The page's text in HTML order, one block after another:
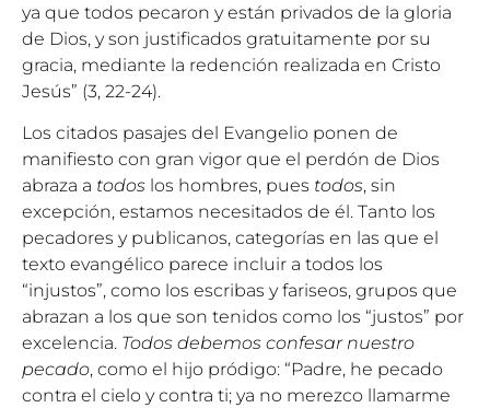
ya que todos pecaron y están privados de la gloria
de Dios, y son justificados gratuitamente por su
gracia, mediante la redención realizada en Cristo
Jesús” (3, 22-24).
Los citados pasajes del Evangelio ponen de
manifiesto con gran vigor que el perdón de Dios
abraza a todos los hombres, pues todos, sin
excepción, estamos necesitados de él. Tanto los
pecadores y publicanos, categorías en las que el
texto evangélico parece incluir a todos los
“injustos”, como los escribas y fariseos, grupos que
abrazan a los que son tenidos como los “justos” por
excelencia. Todos debemos confesar nuestro
pecado, como el hijo pródigo: “Padre, he pecado
contra el cielo y contra ti; ya no merezco llamarme